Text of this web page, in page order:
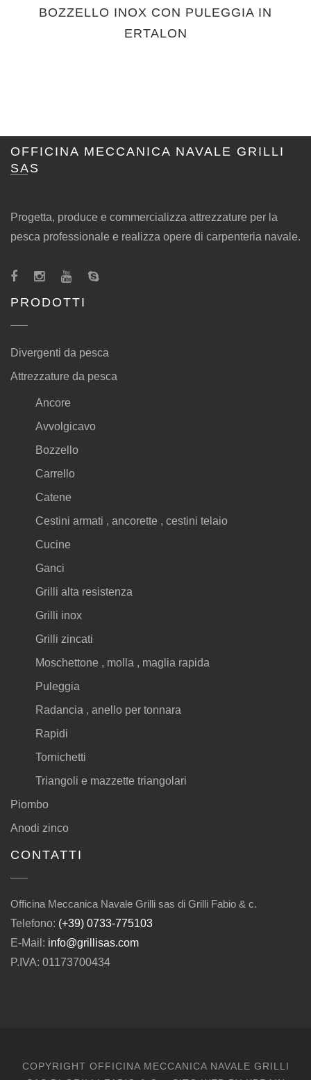
BOZZELLO INOX CON PULEGGIA IN
ERTALON
OFFICINA MECCANICA NAVALE GRILLI
SAS
Progetta, produce e commercializza attrezzature per la
pesca professionale e realizza opere di carpenteria navale.
PRODOTTI
Divergenti da pesca
Attrezzature da pesca
Ancore
Avvolgicavo
Bozzello
Carrello
Catene
Cestini armati , ancorette , cestini telaio
Cucine
Ganci
Grilli alta resistenza
Grilli inox
Grilli zincati
Moschettone , molla , maglia rapida
Puleggia
Radancia , anello per tonnara
Rapidi
Tornichetti
Triangoli e mazzette triangolari
Piombo
Anodi zinco
CONTATTI
Officina Meccanica Navale Grilli sas di Grilli Fabio & c.
Telefono: (+39) 0733-775103
E-Mail: info@grillisas.com
P.IVA: 01173700434
COPYRIGHT OFFICINA MECCANICA NAVALE GRILLI